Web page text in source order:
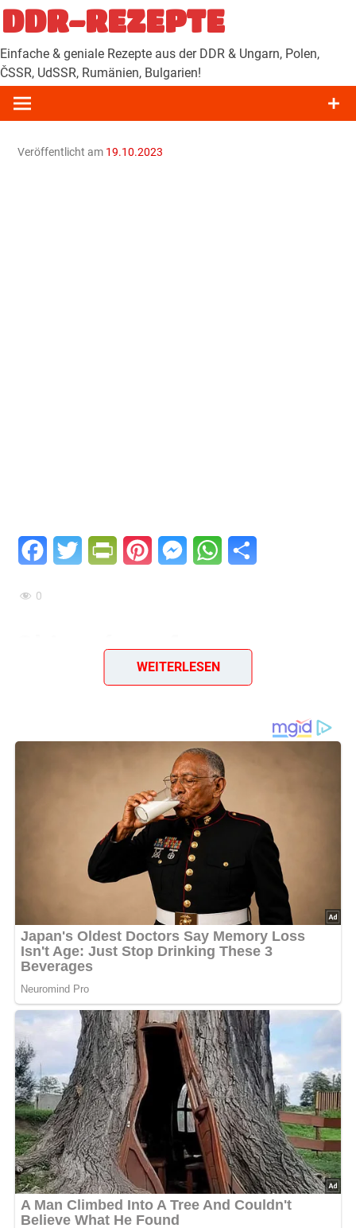
Zum
Inhalt
springen
DDR-REZEPTE
Einfache & geniale Rezepte aus der DDR & Ungarn, Polen,
ČSSR, UdSSR, Rumänien, Bulgarien!
Veröffentlicht am 19.10.2023
FacebookTwitter PrintFriendly
PinterestMessengerWhatsApp
0
Chicorée auf
französische Art
Ein einfaches & geniales Rezept aus dem Jahr 1988
Diese Zutaten brauchen wir…
1 Eßlöffel Margarine
20 g Schinkenspeckwürfel
4 Chicoréekolben
1/4 Liter Brühe
1 Eßlöffel Butter
1 Eßlöffel Mehl
Lob, Kritik, Fragen oder Anregungen zum Rezept?
Dann hinterlasse doch bitte einen Kommentar am
Ende dieser Seite & auch eine Bewertung!
Und so wird es gemacht…
Die Margarine in einem Topf erhitzen und die
Schinkenwürfel darin anbraten. Chicorée putzen, waschen
und auf die Schinkenwürfel legen. Mit Brühe auffüllen,
würzen und zugedeckt 15 Minuten garen lassen. Den
Fond mit dem in Butter verkneteten Mehl bilden.
WEITERLESEN